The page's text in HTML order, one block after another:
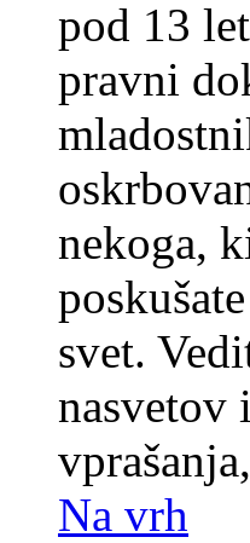
pod 13
pravni
nekoga,
svet.
nasvetov
Na vrh